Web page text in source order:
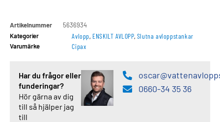
Artikelnummer
5636934
Kategorier
Avlopp, ENSKILT AVLOPP, Slutna avloppstankar
Varumärke Cipax
Har du frågor eller
funderingar?
Hör gärna av dig
till så hjälper jag
till
0660-34 35 36